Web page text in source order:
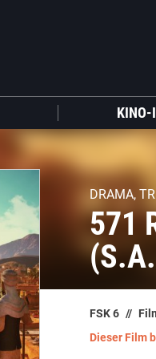
KINO-
DRAMA,
571
FSK 6
Dieser Film